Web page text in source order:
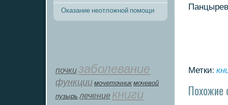
Оказание неотложной помощи
почкизаболевание
функции мοчеточник мочевой
пузырь лечение книги
Метки:
Похожие